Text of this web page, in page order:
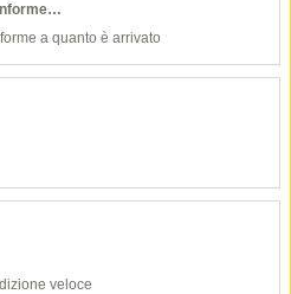
a quanto è arrivato
veloce